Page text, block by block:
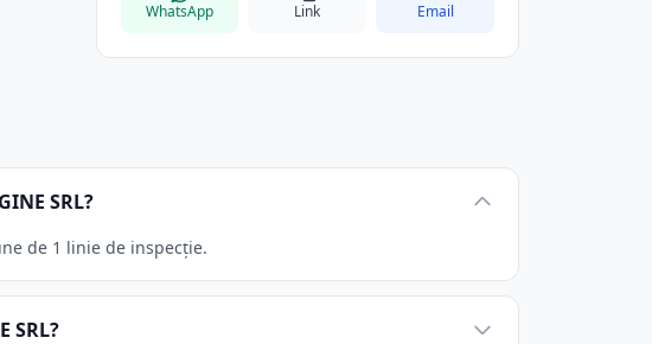
WhatsApp Link Email
SRL?
de 1 linie de inspecție.
SRL?